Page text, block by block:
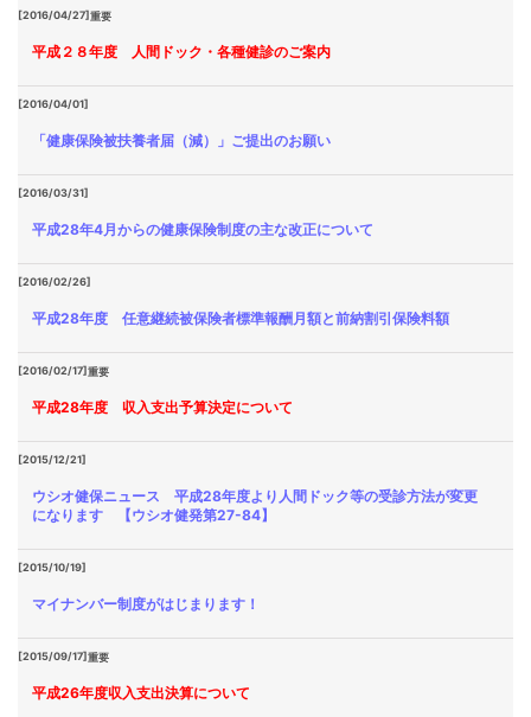
[2016/04/27]重要
平成２８年度 人間ドック・各種健診のご案内
[2016/04/01]
「健康保険被扶養者届（減）」ご提出のお願い
[2016/03/31]
平成28年4月からの健康保険制度の主な改正について
[2016/02/26]
平成28年度 任意継続被保険者標準報酬月額と前納割引保険料額
[2016/02/17]重要
平成28年度 収入支出予算決定について
[2015/12/21]
ウシオ健保ニュース 平成28年度より人間ドック等の受診方法が変更
になります 【ウシオ健発第27-84】
[2015/10/19]
マイナンバー制度がはじまります！
[2015/09/17]重要
平成26年度収入支出決算について